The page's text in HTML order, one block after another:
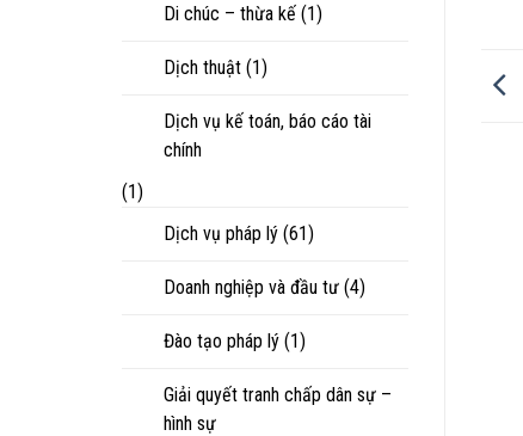
chấp
Di chúc – thừa kế (1)
Dịch thuật (1)
Dịch vụ kế toán, báo cáo tài
chính
(1)
Dịch vụ pháp lý (61)
Doanh nghiệp và đầu tư (4)
Đào tạo pháp lý (1)
Giải quyết tranh chấp dân sự –
hình sự